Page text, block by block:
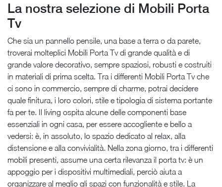
La nostra selezione di Mobili Porta
Tv
Che sia un pannello pensile, una base a terra o da parete,
troverai molteplici Mobili Porta Tv di grande qualità e di
grande valore decorativo, sempre spaziosi, robusti e costruiti
in materiali di prima scelta. Tra i differenti Mobili Porta Tv che
ci sono in commercio, sempre di charme, potrai decidere
quale finitura, i loro colori, stile e tipologia di sistema portante
fa per te. Il living ospita alcune delle componenti base
essenziali in ogni casa, per essere accogliente e bello a
vedersi: è, in assoluto, lo spazio dedicato al relax, alla
distensione e alla convivialità. Nella zona giorno, tra i differenti
mobili presenti, assume una certa rilevanza il porta tv: è un
appoggio per i dispositivi multimediali, perciò aiuta a
organizzare al meglio gli spazi con funzionalità e stile. La